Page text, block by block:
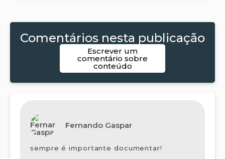
Comentários nesta publicação
Escrever um
comentário sobre
conteúdo
Fernando Gaspar
sempre é importante documentar!